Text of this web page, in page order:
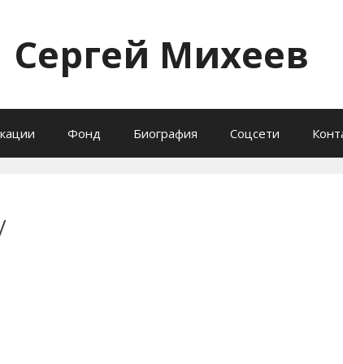
Сергей Михеев
Фонд Биография Соцсети